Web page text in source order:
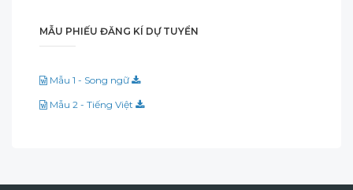
MẪU PHIẾU ĐĂNG KÍ DỰ TUYỂN
Mẫu 1 - Song ngữ
Mẫu 2 - Tiếng Việt